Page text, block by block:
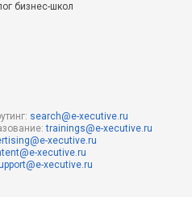
бизнес-школ
search@e-xecutive.ru
trainings@e-xecutive.ru
xecutive.ru
xecutive.ru
xecutive.ru